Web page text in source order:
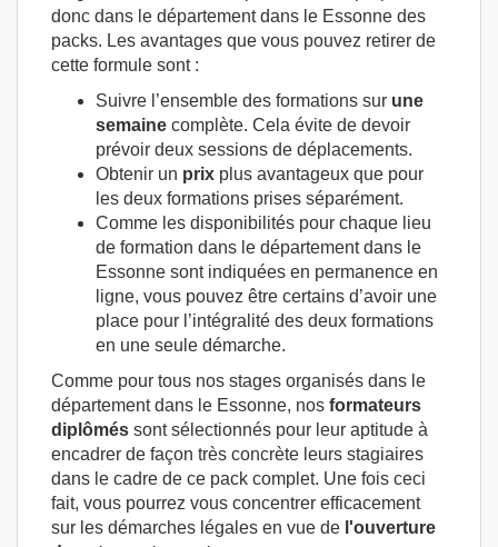
donc dans le département dans le Essonne des
packs. Les avantages que vous pouvez retirer de
cette formule sont :
Suivre l’ensemble des formations sur une
semaine complète. Cela évite de devoir
prévoir deux sessions de déplacements.
Obtenir un prix plus avantageux que pour
les deux formations prises séparément.
Comme les disponibilités pour chaque lieu
de formation dans le département dans le
Essonne sont indiquées en permanence en
ligne, vous pouvez être certains d’avoir une
place pour l’intégralité des deux formations
en une seule démarche.
Comme pour tous nos stages organisés dans le
département dans le Essonne, nos formateurs
diplômés sont sélectionnés pour leur aptitude à
encadrer de façon très concrète leurs stagiaires
dans le cadre de ce pack complet. Une fois ceci
fait, vous pourrez vous concentrer efficacement
sur les démarches légales en vue de l'ouverture